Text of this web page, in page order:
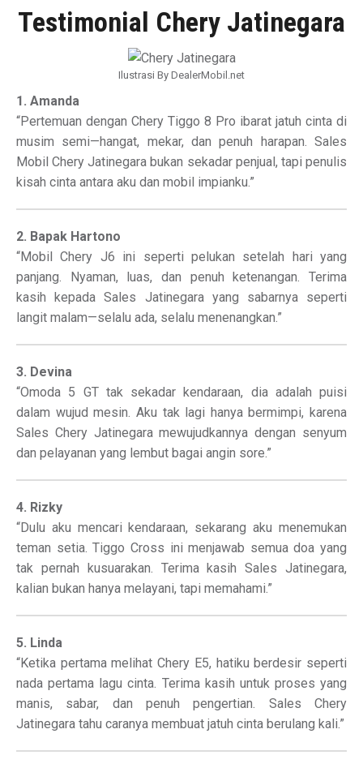
Testimonial Chery Jatinegara
Ilustrasi By DealerMobil.net
1. Amanda
“Pertemuan dengan Chery Tiggo 8 Pro ibarat jatuh cinta di
musim semi—hangat, mekar, dan penuh harapan. Sales
Mobil Chery Jatinegara bukan sekadar penjual, tapi penulis
kisah cinta antara aku dan mobil impianku.”
2. Bapak Hartono
“Mobil Chery J6 ini seperti pelukan setelah hari yang
panjang. Nyaman, luas, dan penuh ketenangan. Terima
kasih kepada Sales Jatinegara yang sabarnya seperti
langit malam—selalu ada, selalu menenangkan.”
3. Devina
“Omoda 5 GT tak sekadar kendaraan, dia adalah puisi
dalam wujud mesin. Aku tak lagi hanya bermimpi, karena
Sales Chery Jatinegara mewujudkannya dengan senyum
dan pelayanan yang lembut bagai angin sore.”
4. Rizky
“Dulu aku mencari kendaraan, sekarang aku menemukan
teman setia. Tiggo Cross ini menjawab semua doa yang
tak pernah kusuarakan. Terima kasih Sales Jatinegara,
kalian bukan hanya melayani, tapi memahami.”
5. Linda
“Ketika pertama melihat Chery E5, hatiku berdesir seperti
nada pertama lagu cinta. Terima kasih untuk proses yang
manis, sabar, dan penuh pengertian. Sales Chery
Jatinegara tahu caranya membuat jatuh cinta berulang kali.”